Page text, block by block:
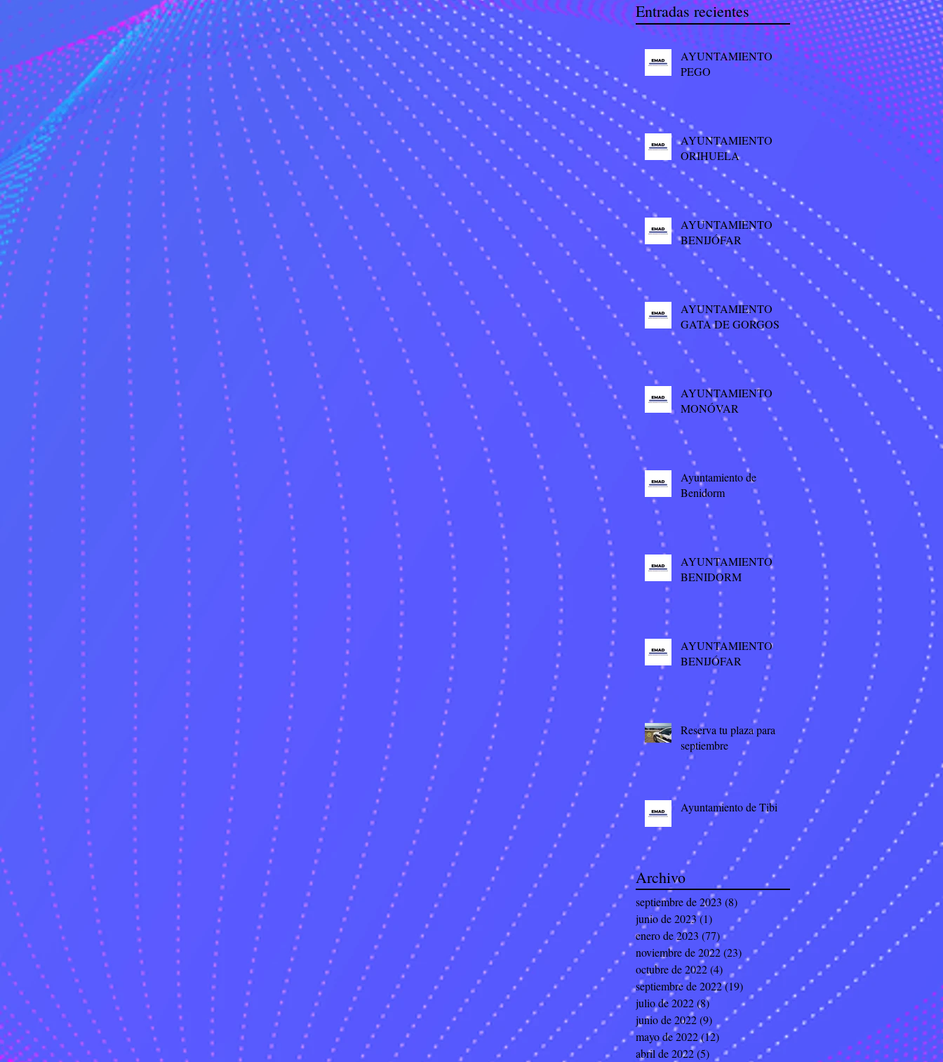
Entradas recientes
AYUNTAMIENTO
PEGO
AYUNTAMIENTO
ORIHUELA
AYUNTAMIENTO
BENIJÓFAR
AYUNTAMIENTO
GATA DE GORGOS
AYUNTAMIENTO
MONÓVAR
Ayuntamiento de
Benidorm
AYUNTAMIENTO
BENIDORM
AYUNTAMIENTO
BENIJÓFAR
Reserva tu plaza para
septiembre
Ayuntamiento de Tibi
Archivo
septiembre de 2023 (8) 8 entradas
junio de 2023 (1) 1 entrada
enero de 2023 (77)77 entradas
noviembre de 2022(23) 23 entradas
octubre de 2022(4) 4 entradas
septiembre de 2022(19) 19 entradas
julio de 2022(8)8 entradas
junio de 2022(9) 9 entradas
mayo de 2022(12) 12 entradas
abril de 2022(5) 5 entradas